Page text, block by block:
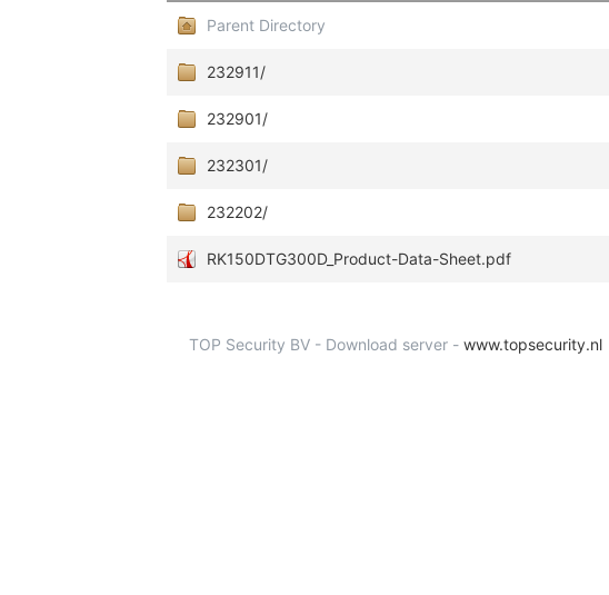
Parent Directory
232911/
232901/
232301/
232202/
RK150DTG300D_Product-Data-Sheet.pdf
TOP Security BV - Download server -www.topsecurity.nl